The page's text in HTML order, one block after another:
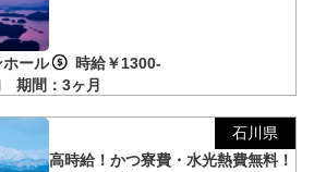
ホール
時給￥1300-
期間：3ヶ月
石川県
高時給！かつ寮費・水光熱費無料！